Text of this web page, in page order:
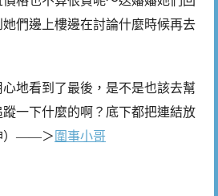
們邊上樓邊在討論什麼時候再去
地看到了最後，是不是也該去幫
一下什麼的啊？底下都把連結放
）——＞ 圍事小哥